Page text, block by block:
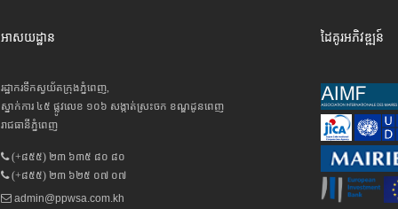
អាសយដ្ឋាន
រដ្ឋាករទឹកស្វយ័តក្រុងភ្នំពេញ,
ស្នាក់ការ ៤៥ ផ្លូវលេខ ១០៦ សង្កាត់ស្រះចក ខណ្ឌដូនពេញ
រាជធានីភ្នំពេញ
(+៨៥៥) ២៣ ៦៣៥ ៨០ ៨០
(+៨៥៥) ២៣ ៦២៥ ០៧ ០៧
admin@ppwsa.com.kh
ដៃគូរអភិវឌ្ឍន៍